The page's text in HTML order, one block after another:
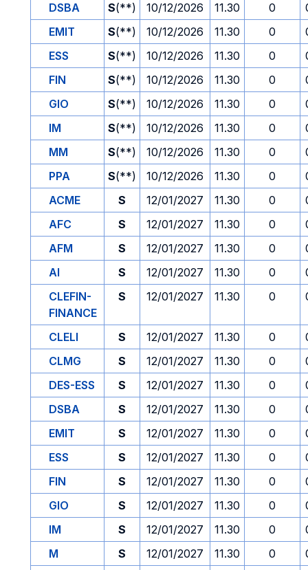
DSBA
S(**) 10/12/2026 11.30 0
EMIT
S(**) 10/12/2026 11.30 0
ESS
S(**) 10/12/2026 11.30 0
FIN
S(**) 10/12/2026 11.30 0
GIO
S(**) 10/12/2026 11.30 0
IM
S(**) 10/12/2026 11.30 0
MM
S(**) 10/12/2026 11.30 0
PPA
S(**) 10/12/2026 11.30 0
ACME
S 12/01/2027 11.30 0
AFC
S 12/01/2027 11.30 0
AFM
S 12/01/2027 11.30 0
AI
S 12/01/2027 11.30 0
CLEFIN-
FINANCE
S 12/01/2027 11.30 0
CLELI S 12/01/2027 11.30 0
CLMG
S 12/01/2027 11.30 0
DES-ESS
S 12/01/2027 11.30 0
DSBA
S 12/01/2027 11.30 0
EMIT
S 12/01/2027 11.30 0
ESS
S 12/01/2027 11.30 0
FIN
S 12/01/2027 11.30 0
GIO
S 12/01/2027 11.30 0
IM
S 12/01/2027 11.30 0
M
S 12/01/2027 11.30 0